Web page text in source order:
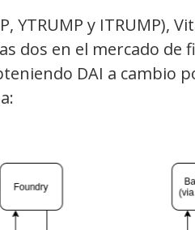
YTRUMP y ITRUMP),
dos en el mercado de
DAI a cambio